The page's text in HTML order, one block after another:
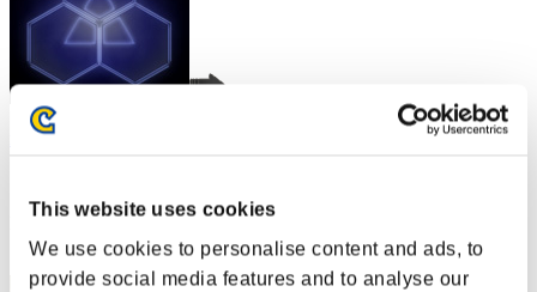
This website uses cookies
We use cookies to personalise content and ads, to
provide social media features and to analyse our
nwk000063
RANK
2